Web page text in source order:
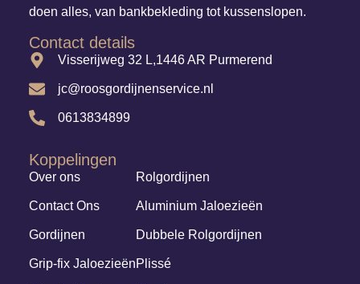
doen alles, van bankbekleding tot kussenslopen.
Contact details
Visserijweg 32 L,1446 AR Purmerend
jc@roosgordijnenservice.nl
0613834899
Koppelingen
Over ons
Contact Ons
Gordijnen
Grip-fix Jaloezieën
Rolgordijnen
Aluminium Jaloezieën
Dubbele Rolgordijnen
Plissé